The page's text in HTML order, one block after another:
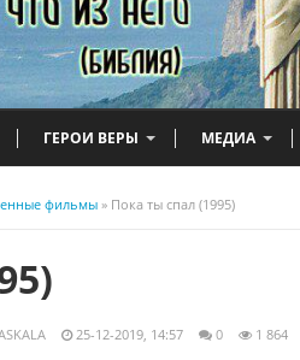
ГЕРОИ ВЕРЫ МЕДИА
фильмы » Пока ты спал (1995)
25-12-2019, 14:57 0 1 864